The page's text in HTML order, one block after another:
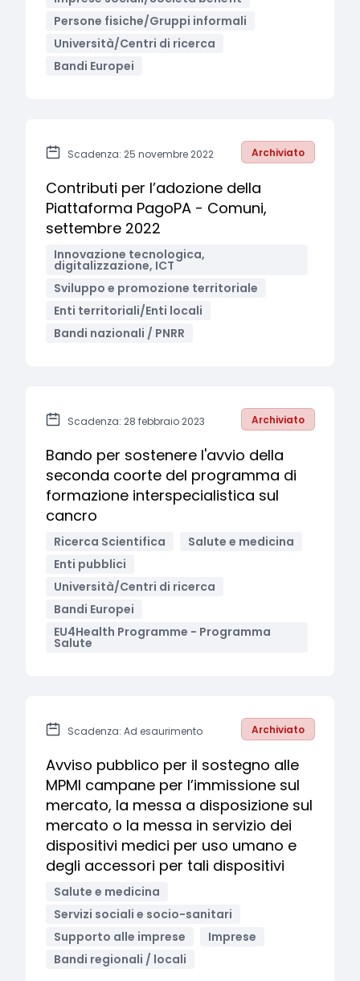
Persone fisiche/Gruppi informali
Università/Centri di ricerca
Bandi Europei
Scadenza: 25 novembre 2022 Archiviato
Contributi per l’adozione della
Piattaforma PagoPA - Comuni,
settembre 2022
Innovazione tecnologica,
digitalizzazione, ICT
Sviluppo e promozione territoriale
Enti territoriali/Enti locali
Bandi nazionali / PNRR
Scadenza: 28 febbraio 2023 Archiviato
Bando per sostenere l'avvio della
seconda coorte del programma di
formazione interspecialistica sul
cancro
Ricerca Scientifica
Salute e medicina
Enti pubblici
Università/Centri di ricerca
Bandi Europei
EU4Health Programme - Programma
Salute
Scadenza: Ad esaurimento Archiviato
Avviso pubblico per il sostegno alle
MPMI campane per l’immissione sul
mercato, la messa a disposizione sul
mercato o la messa in servizio dei
dispositivi medici per uso umano e
degli accessori per tali dispositivi
Salute e medicina
Servizi sociali e socio-sanitari
Supporto alle imprese
Imprese
Bandi regionali / locali